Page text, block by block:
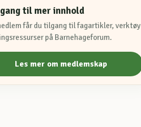
til mer innhold
får du tilgang til fagartikler, verktøy
på Barnehageforum.
Les mer om medlemskap